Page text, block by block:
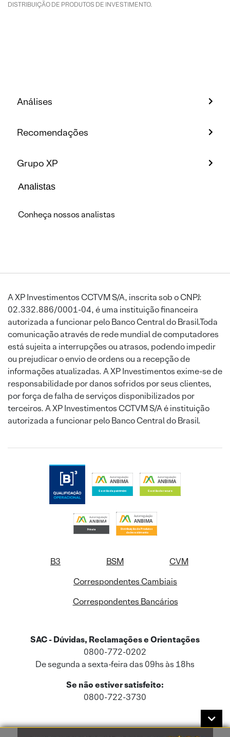
DISTRIBUIÇÃO DE PRODUTOS DE INVESTIMENTO.
Análises
Recomendações
Grupo XP
Analistas
Conheça nossos analistas
A XP Investimentos CCTVM S/A, inscrita sob o CNPJ:
02.332.886/0001-04, é uma instituição financeira
autorizada a funcionar pelo Banco Central do Brasil.Toda
comunicação através de rede mundial de computadores
está sujeita a interrupções ou atrasos, podendo impedir
ou prejudicar o envio de ordens ou a recepção de
informações atualizadas. A XP Investimentos exime-se de
responsabilidade por danos sofridos por seus clientes,
por força de falha de serviços disponibilizados por
terceiros. A XP Investimentos CCTVM S/A é instituição
autorizada a funcionar pelo Banco Central do Brasil.
B3 BSM
CVM
Correspondentes Cambiais
Correspondentes Bancários
SAC - Dúvidas, Reclamações e Orientações
0800-772-0202
De segunda a sexta-feira das 09hs às 18hs
Se não estiver satisfeito:
0800-722-3730